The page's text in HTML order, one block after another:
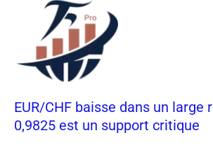
EUR/CHF baisse dans un large
0,9825 est un support critique